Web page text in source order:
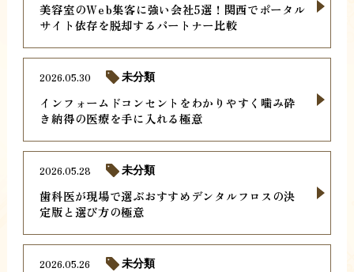
美容室のWeb集客に強い会社5選！関西でポータル
サイト依存を脱却するパートナー比較
インフォームドコンセントをわかりやすく噛み砕
き納得の医療を手に入れる極意
2026.05.30 未分類
歯科医が現場で選ぶおすすめデンタルフロスの決
定版と選び方の極意
2026.05.28 未分類
2026.05.26 未分類